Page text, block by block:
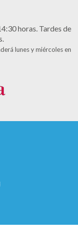
horas. Tardes de
lunes y miércoles en